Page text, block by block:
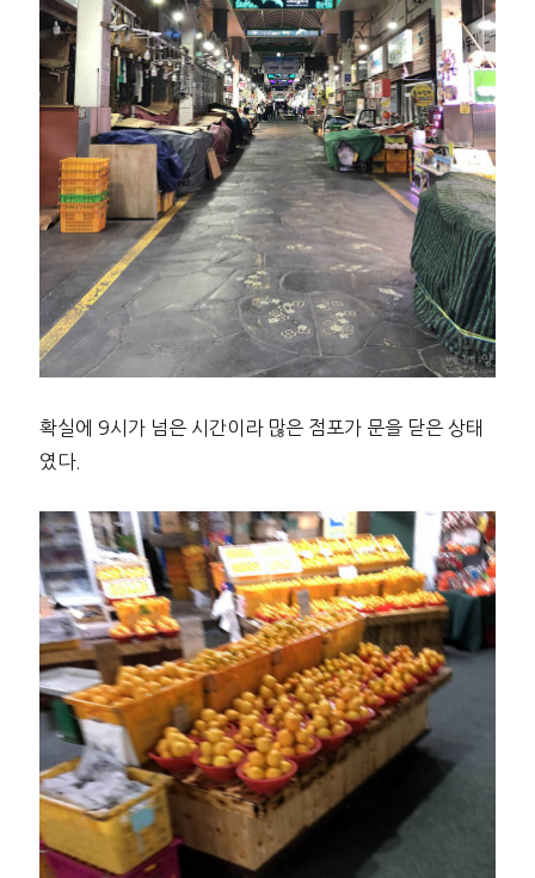
확실에 9시가 넘은 시간이라 많은 점포가 문을 닫은 상태
였다.